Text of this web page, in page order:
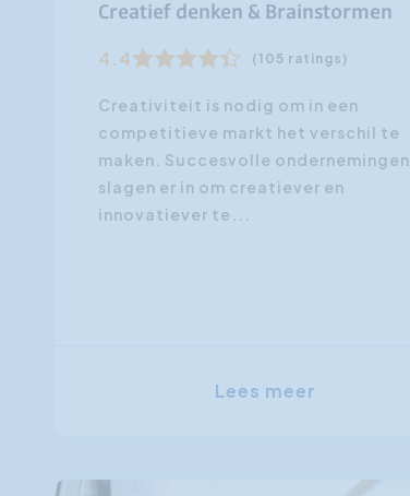
Creatief denken & Brainstormen
4.4 (105 ratings)
Creativiteit is nodig om in een
competitieve markt het verschil te
maken. Succesvolle ondernemingen
slagen er in om creatiever en
innovatiever te...
Lees meer